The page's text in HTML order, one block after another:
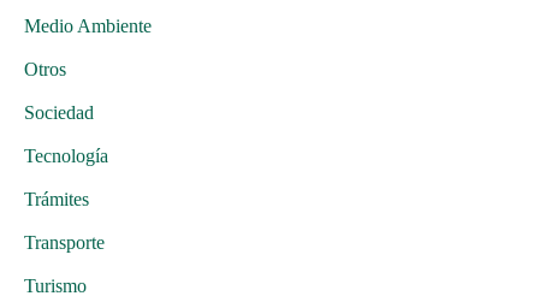
Medio Ambiente
Otros
Sociedad
Tecnología
Trámites
Transporte
Turismo